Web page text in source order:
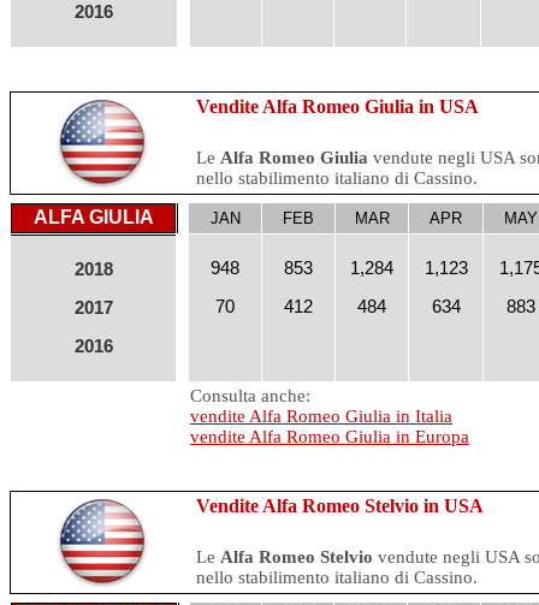
2016
Vendite Alfa Romeo Giulia in USA
Le Alfa Romeo Giulia vendute negli USA
nello stabilimento italiano di Cassino.
ALFA GIULIA JAN FEB MAR APR MAY
2018
2017
2016
948
70
853
412
1,284
484
1,123
634
883
Consulta anche:
vendite Alfa Romeo Giulia in Italia
vendite Alfa Romeo Giulia in Europa
Vendite Alfa Romeo Stelvio in USA
Le Alfa Romeo Stelvio vendute negli USA
nello stabilimento italiano di Cassino.